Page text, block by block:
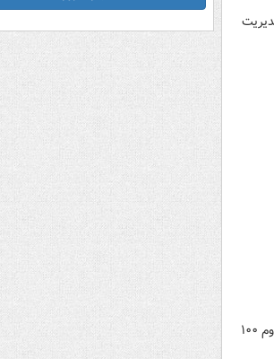
سخنگوی دولت جزئیات تصمیم‌گیری دولت در زمینه سه‌نرخی‌شدن بنزین را اعلام و تاکید کرد: سهمیه اول ۶۰ لیتری و دوم ۱۰۰